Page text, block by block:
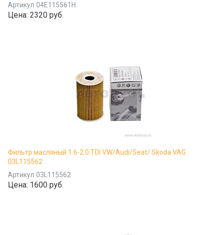
Артикул 04E115561H
Цена: 2320 руб.
Фильтр масляный 1.6-2.0 TDI VW/Audi/Seat/ Skoda VAG
03L115562
Артикул 03L115562
Цена: 1600 руб.